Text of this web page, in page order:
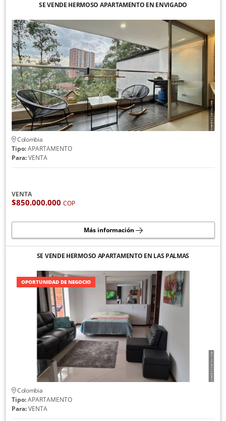
SE VENDE HERMOSO APARTAMENTO EN ENVIGADO
Colombia
Tipo:APARTAMENTO
Para:VENTA
VENTA
$850.000.000 COP
Más información
SE VENDE HERMOSO APARTAMENTO EN LAS PALMAS
OPORTUNIDAD DE NEGOCIO
Colombia
Tipo:APARTAMENTO
Para:VENTA